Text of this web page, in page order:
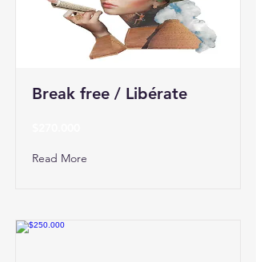
Break free / Libérate
Read More